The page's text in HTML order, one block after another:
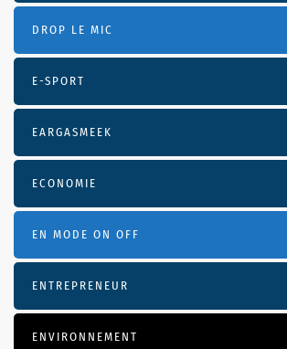
DROP LE MIC
E-SPORT
EARGASMEEK
ECONOMIE
EN MODE ON OFF
ENTREPRENEUR
ENVIRONNEMENT